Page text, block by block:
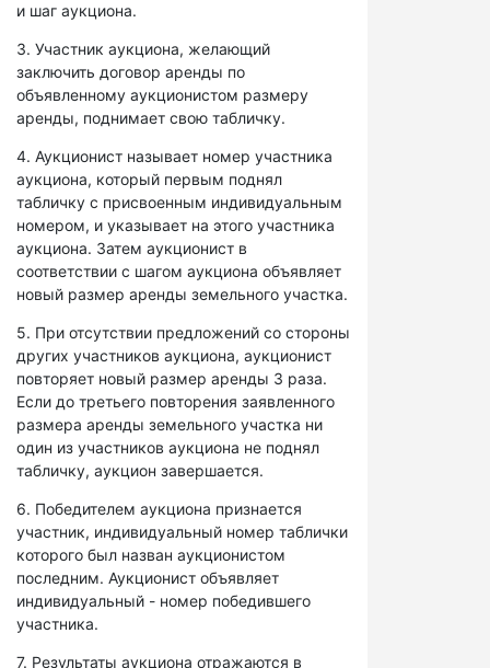
и шаг аукциона.
3. Участник аукциона, желающий
заключить договор аренды по
объявленному аукционистом размеру
аренды, поднимает свою табличку.
4. Аукционист называет номер участника
аукциона, который первым поднял
табличку с присвоенным индивидуальным
номером, и указывает на этого участника
аукциона. Затем аукционист в
соответствии с шагом аукциона объявляет
новый размер аренды земельного участка.
5. При отсутствии предложений со стороны
других участников аукциона, аукционист
повторяет новый размер аренды 3 раза.
Если до третьего повторения заявленного
размера аренды земельного участка ни
один из участников аукциона не поднял
табличку, аукцион завершается.
6. Победителем аукциона признается
участник, индивидуальный номер таблички
которого был назван аукционистом
последним. Аукционист объявляет
индивидуальный - номер победившего
участника.
7. Результаты аукциона отражаются в